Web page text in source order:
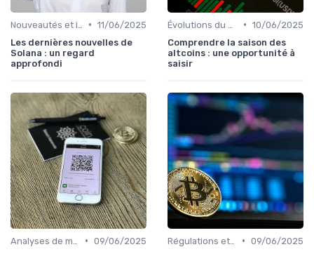
• 11/06/2025
Les dernières nouvelles de
Solana : un regard
approfondi
• 10/06/2025
Comprendre la saison des
altcoins : une opportunité à
saisir
• 09/06/2025
• 09/06/2025